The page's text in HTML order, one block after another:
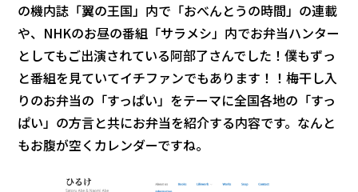
の機内誌「翼の王国」内で「おべんとうの時間」の連載
や、NHKのお昼の番組「サラメシ」内でお弁当ハンター
としてもご出演されている阿部了さんでした！僕もずっ
と番組を見ていてイチファンでもあります！！梅干し入
りのお弁当の「すっぱい」をテーマに全国各地の「すっ
ぱい」の方言と共にお弁当を紹介する内容です。なんと
もお腹が空くカレンダーですね。